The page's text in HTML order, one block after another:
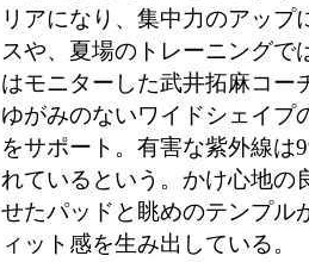
リアになり、集中力のアッ
スや、夏場のトレーニング
はモニターした武井拓麻コー
ゆがみのないワイドシェイプ
をサポート。有害な紫外線は
れているという。かけ心地の
せたパッドと眺めのテンプル
ィット感を生み出している。